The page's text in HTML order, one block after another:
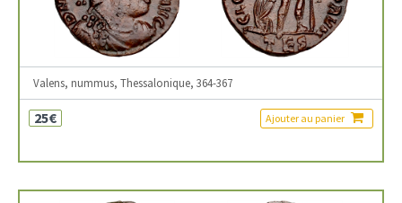
Valens, nummus, Thessalonique, 364-367
25€ Ajouter au panier